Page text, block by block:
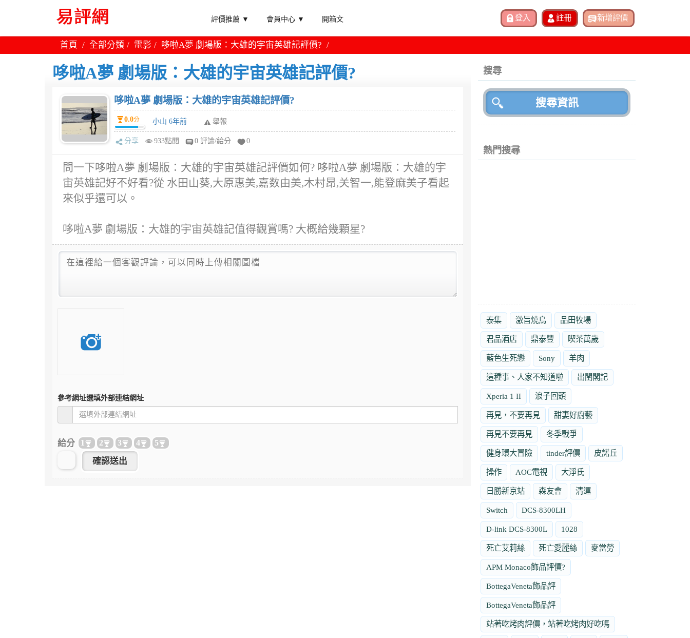
評價推薦 ▼ 會員中心 ▼ 開箱文
首頁 全部分類 電影 哆啦A夢 劇場版：大雄的宇宙英雄記評價?
哆啦A夢 劇場版：大雄的宇宙英雄記評價?
哆啦A夢 劇場版：大雄的宇宙英雄記評價?
0.0分 小山 6年前 舉報
分享 933點閱 0 評論/給分 0
問一下哆啦A夢 劇場版：大雄的宇宙英雄記評價如何? 哆啦A夢 劇場版：大雄的宇
宙英雄記好不好看?從 水田山葵,大原惠美,嘉数由美,木村昂,关智一,能登麻美子看起
來似乎還可以。
哆啦A夢 劇場版：大雄的宇宙英雄記值得觀賞嗎? 大概給幾顆星?
參考網址選填外部連結網址
給分 1 2 3 4 5
搜尋
熱門搜尋
泰集 激旨燒鳥 品田牧場
君品酒店 鼎泰豐 喫茶萬歲
藍色生死戀 Sony 羊肉
這種事、人家不知道啦 出閨閣記
Xperia 1 II 浪子回頭
再見，不要再見 甜妻好廚藝
再見不要再見 冬季戰爭
健身環大冒險 tinder評價 皮諾丘
操作 AOC電視 大淨氏
日勝新京站 森友會 清運
Switch DCS-8300LH
D-link DCS-8300L 1028
死亡艾莉絲 死亡愛麗絲 麥當勞
APM Monaco飾品評價?
BottegaVeneta飾品評
BottegaVeneta飾品評
站著吃烤肉評價，站著吃烤肉好吃嗎